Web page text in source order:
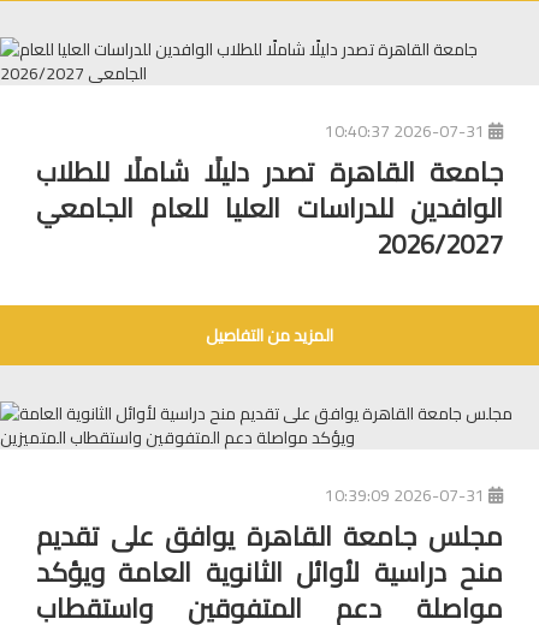
جامعة القاهرة تصدر دليلًا شاملًا للطلاب
الوافدين للدراسات العليا للعام الجامعي
2026/2027
المزيد من التفاصيل
مجلس جامعة القاهرة يوافق على تقديم
منح دراسية لأوائل الثانوية العامة ويؤكد
مواصلة دعم المتفوقين واستقطاب